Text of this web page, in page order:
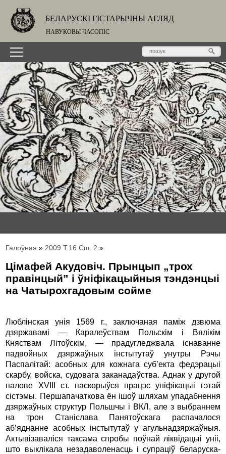
БЕЛАРУСКІ ГІСТАРЫЧНЫ АГЛЯД
НАВУКОВЫ ЧАСОПІС
Галоўная » 2009 Т.16 Сш. 2 »
Цімафей Акудовіч. Прынцып „трох
правінцый” і ўніфікацыйныя тэндэнцыі
на Чатырохгадовым сойме
Люблінская унія 1569 г., заключаная паміж дзвюма
дзяржавамі — Каралеўствам Польскім і Вялікім
Княствам Літоўскім, — прадугледжвала існаванне
падвойных дзяржаўных інстытутаў унутры Рэчы
Паспалітай: асобных для кожнага суб’екта федэрацыі
скарбу, войска, судовага заканадаўства. Аднак у другой
палове XVIII ст. паскорыўся працэс уніфікацыі гэтай
сістэмы. Першапачаткова ён ішоў шляхам упадабнення
дзяржаўных структур Польшчы і ВКЛ, але з выбраннем
на трон Станіслава Панятоўскага распачалося
аб’яднанне асобных інстытутаў у агульнадзяржаўныя.
Актывізаваліся таксама спробы поўнай ліквідацыі уніі,
што выклікала незадаволенасць і супраціў беларуска-